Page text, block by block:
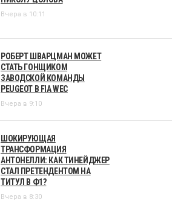
Вчера в 10:11
РОБЕРТ ШВАРЦМАН МОЖЕТ
СТАТЬ ГОНЩИКОМ
ЗАВОДСКОЙ КОМАНДЫ
PEUGEOT В FIA WEC
Вчера в 9:10
ШОКИРУЮЩАЯ
ТРАНСФОРМАЦИЯ
АНТОНЕЛЛИ: КАК ТИНЕЙДЖЕР
СТАЛ ПРЕТЕНДЕНТОМ НА
ТИТУЛ В Ф1?
Вчера в 8:30